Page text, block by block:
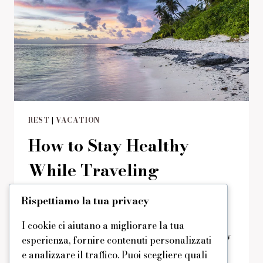
REST |VACATION
How to Stay Healthy
While Traveling
Di domus 29/08/2019
It can be challenging to stay healthy while
on vacation. You’re likely adjusting to a new
time zone and eating several meals out.
Rispettiamo la tua privacy
I cookie ci aiutano a migliorare la tua
esperienza, fornire contenuti personalizzati
e analizzare il traffico. Puoi scegliere quali